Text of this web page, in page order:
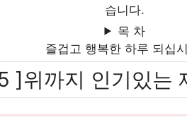
습니다.
목 차
즐겁고 행복한 하루 되십
]위까지 인기있는